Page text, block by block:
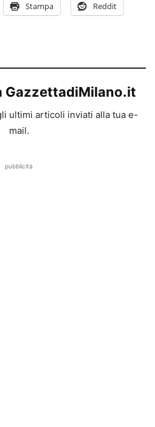
Stampa Reddit
GazzettadiMilano.it
ultimi articoli inviati alla tua e-
mail.
pubblicità